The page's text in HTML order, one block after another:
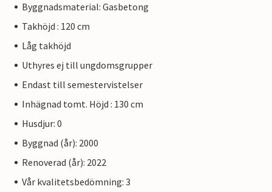
Byggnadsmaterial: Gasbetong
Takhöjd : 120 cm
Låg takhöjd
Uthyres ej till ungdomsgrupper
Endast till semestervistelser
Inhägnad tomt. Höjd : 130 cm
Husdjur: 0
Byggnad (år): 2000
Renoverad (år): 2022
Vår kvalitetsbedömning: 3